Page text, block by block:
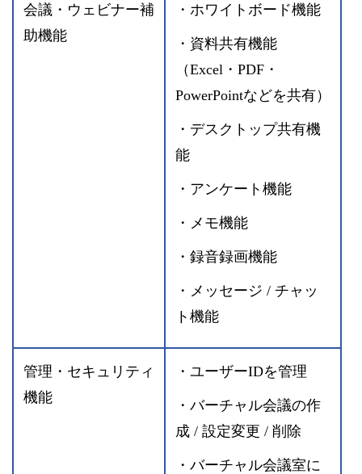
会議・ウェビナー補
助機能
・ホワイトボード機能
・資料共有機能
（Excel・PDF・
PowerPointなどを共有）
・デスクトップ共有機
能
・アンケート機能
・メモ機能
・録音録画機能
・メッセージ / チャッ
ト機能
管理・セキュリティ
機能
・ユーザーIDを管理
・バーチャル会議の作
成 / 設定変更 / 削除
・バーチャル会議室に